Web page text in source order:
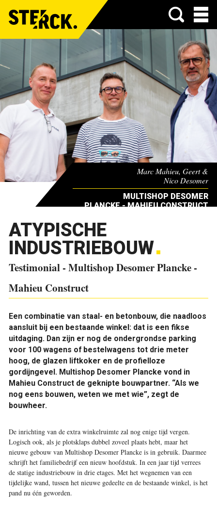
Menu
Marc Mahieu, Geert &
Nico Desomer
MULTISHOP DESOMER
PLANCKE - MAHIEU CONSTRUCT
ATYPISCHE
INDUSTRIEBOUW
Testimonial - Multishop Desomer Plancke -
Mahieu Construct
Een combinatie van staal- en betonbouw, die naadloos
aansluit bij een bestaande winkel: dat is een fikse
uitdaging. Dan zijn er nog de ondergrondse parking
voor 100 wagens of bestelwagens tot drie meter
hoog, de glazen liftkoker en de profielloze
gordijngevel. Multishop Desomer Plancke vond in
Mahieu Construct de geknipte bouwpartner. “Als we
nog eens bouwen, weten we met wie”, zegt de
bouwheer.
De inrichting van de extra winkelruimte zal nog enige tijd vergen.
Logisch ook, als je plotsklaps dubbel zoveel plaats hebt, maar het
nieuwe gebouw van Multishop Desomer Plancke is in gebruik. Daarmee
schrijft het familiebedrijf een nieuw hoofdstuk. In een jaar tijd verrees
de statige industriebouw in drie etages. Met het wegnemen van een
tijdelijke wand, tussen het nieuwe gedeelte en de bestaande winkel, is het
pand nu één geworden.